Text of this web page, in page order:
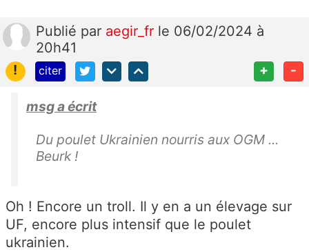
Publié par aegir_fr le 06/02/2024 à
20h41
!
citer + -
msg a écrit
Du poulet Ukrainien nourris aux OGM ...
Beurk !
Oh ! Encore un troll. Il y en a un élevage sur
UF, encore plus intensif que le poulet
ukrainien.